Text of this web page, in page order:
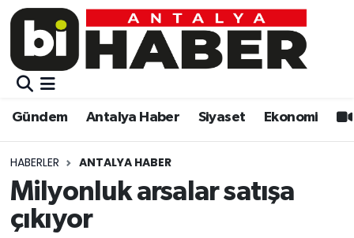
Gündem Antalya Haber Siyaset Ekonomi
HABERLER ANTALYA HABER
Milyonluk arsalar satışa
çıkıyor
Gündem
Siyaset
Ekonomi
Video
Gündem
Siyaset
Eğitim
Ekonomi
Muratpaşa Nöbetçi Eczaneler
Muratpaşa Trafik Yoğunluk Haritası
Süper Lig Puan Durumu ve Fikstür
Tüm Manşetler